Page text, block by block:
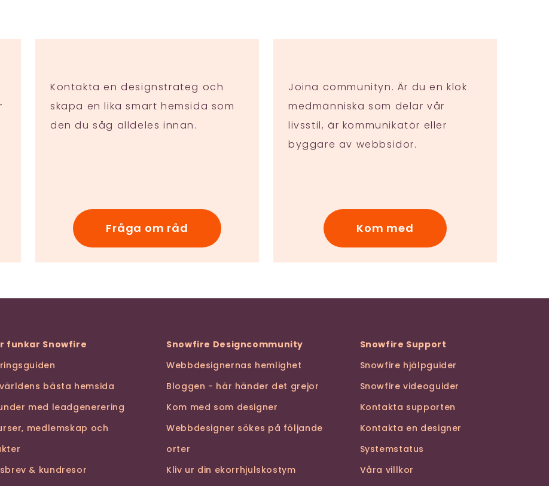
Kontakta en designstrateg och
skapa en lika smart hemsida som
den du såg alldeles innan.
Fråga om råd
Joina communityn. Är du en klok
medmänniska som delar vår
livsstil, är kommunikatör eller
byggare av webbsidor.
Kom med
funkar Snowfire
bästa hemsida
med leadgenerering
medlemskap och
& kundresor
Snowfire Designcommunity
Webbdesignernas hemlighet
Bloggen - här händer det grejor
Kom med som designer
Webbdesigner sökes på följande
orter
Kliv ur din ekorrhjulskostym
Snowfire Support
Snowfire hjälpguider
Snowfire videoguider
Kontakta supporten
Kontakta en designer
Systemstatus
Våra villkor